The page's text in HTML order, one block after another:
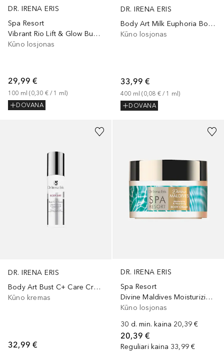
DR. IRENA ERIS
Spa Resort
Vibrant Rio Lift & Glow Bust Cream
Kūno losjonas
29,99 €
100 ml (0,30 € / 1 ml)
DOVANA
DR. IRENA ERIS
Body Art Milk Euphoria Body Milk
Kūno losjonas
33,99 €
400 ml (0,08 € / 1 ml)
DOVANA
DR. IRENA ERIS
Body Art Bust C+ Care Cream
Kūno kremas
32,99 €
DR. IRENA ERIS
Spa Resort
Divine Maldives Moisturizing Nutri-Body Cream
Kūno losjonas
30 d. min. kaina 20,39 €
20,39 €
Reguliari kaina 33,99 €